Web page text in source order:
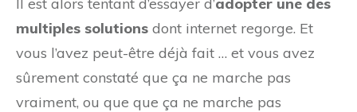
multiples solutions dont internet regorge. Et
vous l’avez peut-être déjà fait … et vous avez
sûrement constaté que ça ne marche pas
vraiment, ou que que ça ne marche pas